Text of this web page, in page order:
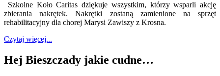
Szkolne Koło Caritas dziękuje wszystkim, którzy wsparli akcję
zbierania nakrętek. Nakrętki zostaną zamienione na sprzęt
rehabilitacyjny dla chorej Marysi Zawiszy z Krosna.
Czytaj więcej...
Hej Bieszczady jakie cudne…